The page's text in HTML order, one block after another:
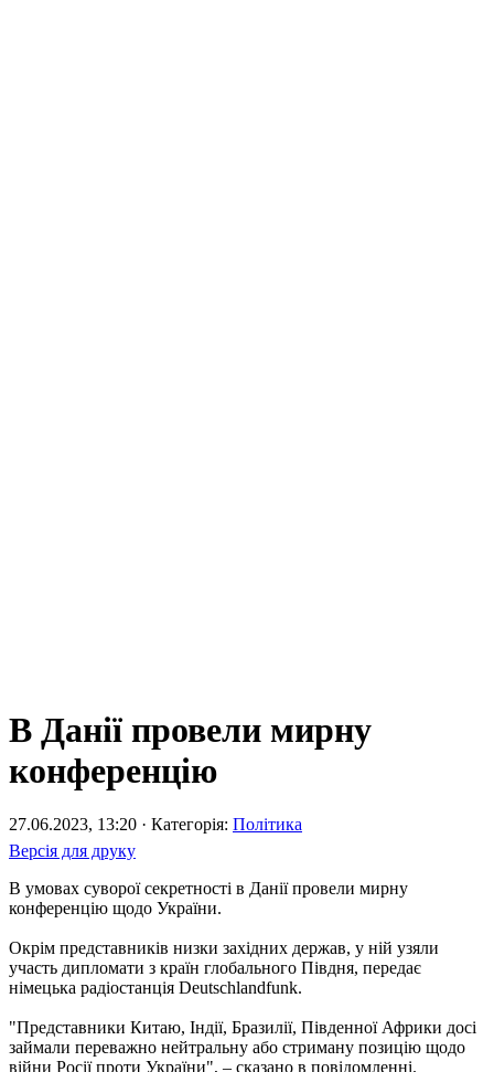
В Данії провели мирну
конференцію
27.06.2023, 13:20 · Категорія: Політика
Версія для друку
В умовах суворої секретності в Данії провели мирну
конференцію щодо України.
Окрім представників низки західних держав, у ній узяли
участь дипломати з країн глобального Півдня, передає
німецька радіостанція Deutschlandfunk.
"Представники Китаю, Індії, Бразилії, Південної Африки досі
займали переважно нейтральну або стриману позицію щодо
війни Росії проти України", – сказано в повідомленні.